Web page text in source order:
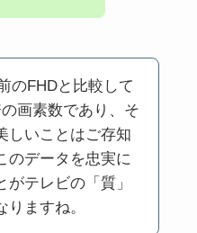
のFHDと比較して
画素数であり、そ
しいことはご存知
のデータを忠実に
テレビの「質」
りますね。